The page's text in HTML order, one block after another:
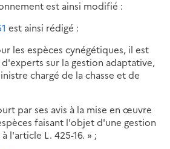
est ainsi modifié :
est ainsi rédigé :
les espèces cynégétiques, il est
sur la gestion adaptative,
chargé de la chasse et de
par ses avis à la mise en œuvre
faisant l'objet d'une gestion
l'article L. 425-16. » ;